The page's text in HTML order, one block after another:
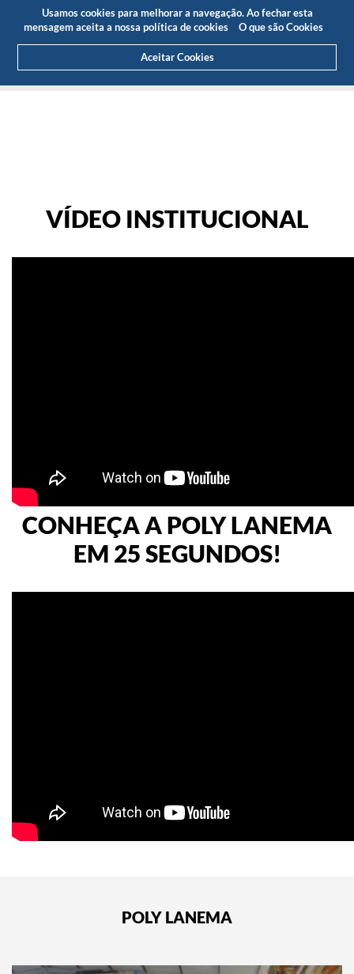
Usamos cookies para melhorar a navegação. Ao fechar esta
mensagem aceita a nossa política de cookies
O que são Cookies
Aceitar Cookies
Orçamento(0)
VÍDEO INSTITUCIONAL
CONHEÇA A POLY LANEMA
EM 25 SEGUNDOS!
POLY LANEMA